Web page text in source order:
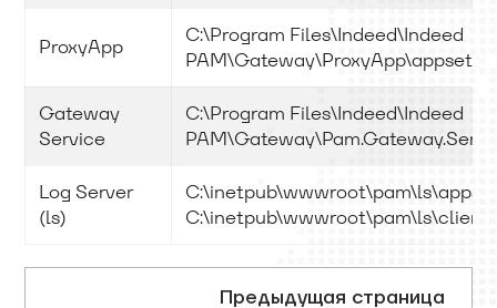
ProxyApp
C:\Program Files\Indeed\Indeed
Gateway
Service
C:\Program Files\Indeed\Indeed
Log Server
(ls)
Предыдущая страница